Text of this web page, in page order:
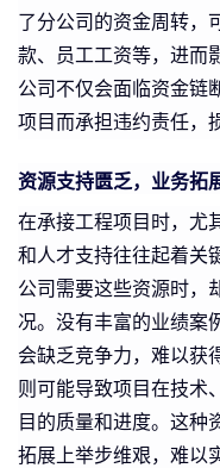
了分公司的资金周转，
款、员工工资等，进而
公司不仅会面临资金链
项目而承担违约责任，
资源支持匮乏，业务拓
在承接工程项目时，尤
和人才支持往往起着关
公司需要这些资源时，
况。没有丰富的业绩案
会缺乏竞争力，难以获
则可能导致项目在技术
目的质量和进度。这种
拓展上举步维艰，难以